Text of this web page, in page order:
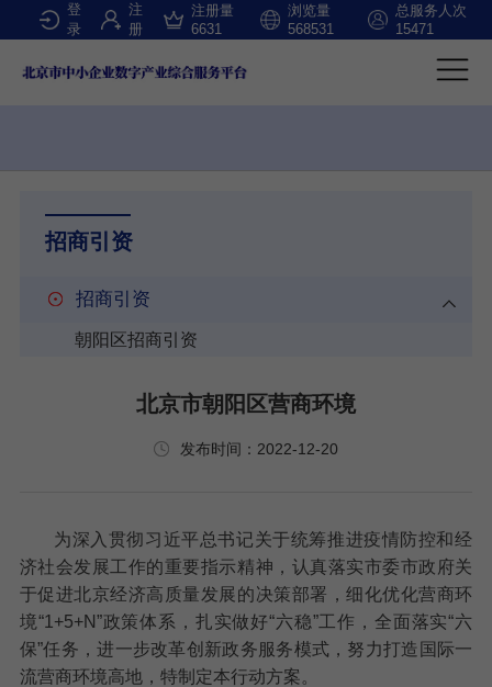
登
录
注
册
注册量
6631
浏览量
568531
总服务人次
15471
招商引资
招商引资
朝阳区招商引资
北京市朝阳区营商环境
发布时间：2022-12-20
为深入贯彻习近平总书记关于统筹推进疫情防控和经
济社会发展工作的重要指示精神，认真落实市委市政府关
于促进北京经济高质量发展的决策部署，细化优化营商环
境“1+5+N”政策体系，扎实做好“六稳”工作，全面落实“六
保”任务，进一步改革创新政务服务模式，努力打造国际一
流营商环境高地，特制定本行动方案。